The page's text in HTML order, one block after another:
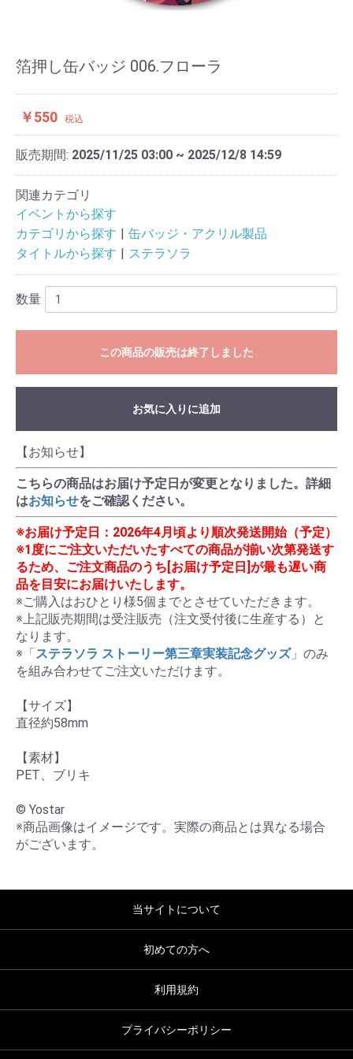
箔押し缶バッジ 006.フローラ
￥550 税込
販売期間: 2025/11/25 03:00 ~ 2025/12/8 14:59
関連カテゴリ
イベントから探す
カテゴリから探す
缶バッジ・アクリル製品
タイトルから探す
ステラソラ
数量
この商品の販売は終了しました
お気に入りに追加
【お知らせ】
こちらの商品はお届け予定日が変更となりました。詳細
はお知らせをご確認ください。
※お届け予定日：2026年4月頃より順次発送開始（予定）
※1度にご注文いただいたすべての商品が揃い次第発送す
るため、ご注文商品のうち[お届け予定日]が最も遅い商
品を目安にお届けいたします。
※ご購入はおひとり様5個までとさせていただきます。
※上記販売期間は受注販売（注文受付後に生産する）と
なります。
※「ステラソラ ストーリー第三章実装記念グッズ」のみ
を組み合わせてご注文いただけます。
【サイズ】
直径約58mm
【素材】
PET、ブリキ
© Yostar
※商品画像はイメージです。実際の商品とは異なる場合
がございます。
当サイトについて
初めての方へ
利用規約
プライバシーポリシー